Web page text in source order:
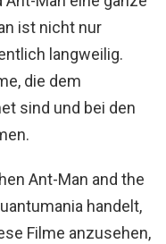
ist nicht nur
langweilig.
die dem
sind und bei den
Ant-Man and the
handelt,
Filme anzusehen,